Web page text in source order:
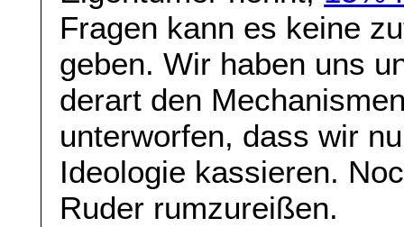
Fragen kann es keine
geben. Wir haben uns
derart den
unterworfen, dass wir
Ideologie kassieren.
Ruder rumzureißen.